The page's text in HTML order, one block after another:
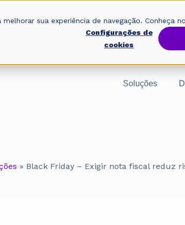
sua experiência de navegação. Conheça
Configurações de
cookies
Oobj, uma
Soluções
» Black Friday – Exigir nota fiscal reduz